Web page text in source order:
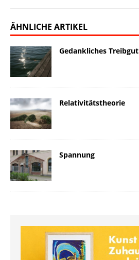
ÄHNLICHE ARTIKEL
Gedankliches Treibgut
Relativitätstheorie
Spannung